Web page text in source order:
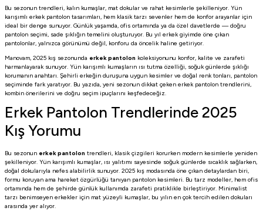
Bu sezonun trendleri, kalın kumaşlar, mat dokular ve rahat kesimlerle şekilleniyor. Yün
karışımlı erkek pantolon tasarımları, hem klasik tarzı sevenler hem de konfor arayanlar için
ideal bir denge sunuyor. Günlük yaşamda, ofis ortamında ya da özel davetlerde — doğru
pantolon seçimi, sade şıklığın temelini oluşturuyor. Bu yıl erkek giyimde öne çıkan
pantolonlar, yalnızca görünümü değil, konforu da öncelik haline getiriyor.
Manovam, 2025 kış sezonunda erkek pantolon koleksiyonunu konfor, kalite ve zarafeti
harmanlayarak sunuyor. Yün karışımlı kumaşların ısı tutma özelliği, soğuk günlerde şıklığı
korumanın anahtarı. Şehirli erkeğin duruşuna uygun kesimler ve doğal renk tonları, pantolon
seçiminde fark yaratıyor. Bu yazıda, yeni sezonun dikkat çeken erkek pantolon trendlerini,
kombin önerilerini ve doğru seçim ipuçlarını keşfedeceğiz.
Erkek Pantolon Trendlerinde 2025
Kış Yorumu
Bu sezonun erkek pantolon trendleri, klasik çizgileri korurken modern kesimlerle yeniden
şekilleniyor. Yün karışımlı kumaşlar, ısı yalıtımı sayesinde soğuk günlerde sıcaklık sağlarken,
doğal dokularıyla nefes alabilirlik sunuyor. 2025 kış modasında öne çıkan detaylardan biri,
formu koruyan ama hareket özgürlüğü tanıyan pantolon kesimleri. Bu tarz modeller, hem ofis
ortamında hem de şehirde günlük kullanımda zarafeti pratiklikle birleştiriyor. Minimalist
tarzı benimseyen erkekler için mat yüzeyli kumaşlar, bu yılın en çok tercih edilen dokuları
arasında yer alıyor.